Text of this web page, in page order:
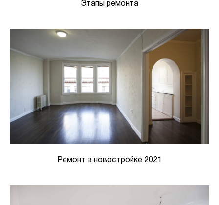
Этапы ремонта
Ремонт в новостройке 2021